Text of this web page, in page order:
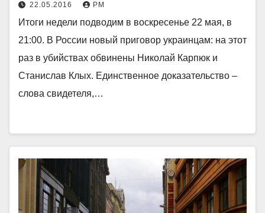
22.05.2016 РМ
Итоги недели подводим в воскресенье 22 мая, в
21:00. В России новый приговор украинцам: на этот
раз в убийствах обвинены Николай Карпюк и
Станислав Клых. Единственное доказательство –
слова свидетеля,…